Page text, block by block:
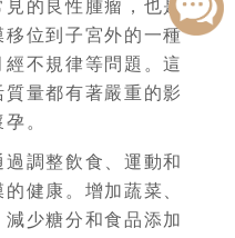
見的良性腫瘤，也是
位到子宮外的一種
不規律等問題。這
量都有著嚴重的影
。
調整飲食、運動和
健康。增加蔬菜、
少糖分和食品添加